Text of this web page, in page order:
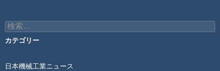
検
索:
カテゴリー
日本機械工業ニュース